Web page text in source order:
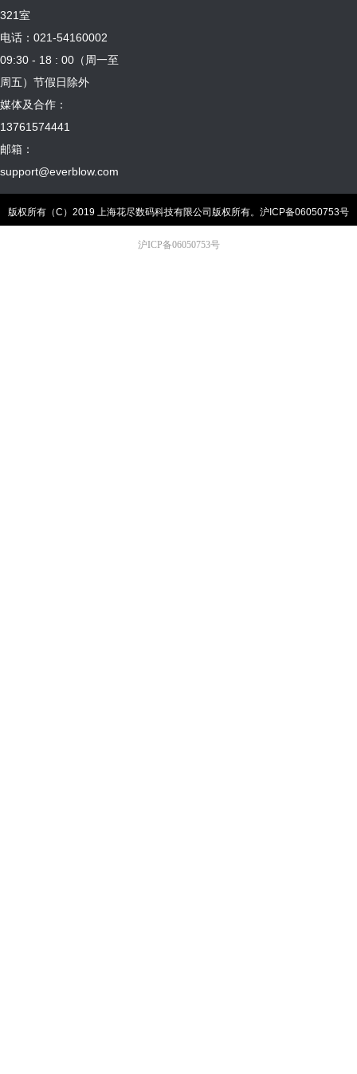
321室
电话：021-54160002
09:30 - 18 : 00（周一至
周五）节假日除外
媒体及合作：
13761574441
邮箱：
support@everblow.com
版权所有（C）2019 上海花尽数码科技有限公司版权所有。 沪ICP备06050753号
沪ICP备06050753号